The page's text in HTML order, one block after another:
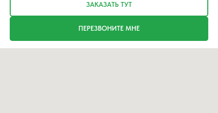
ЗАКАЗАТЬ ТУТ
ПЕРЕЗВОНИТЕ МНЕ